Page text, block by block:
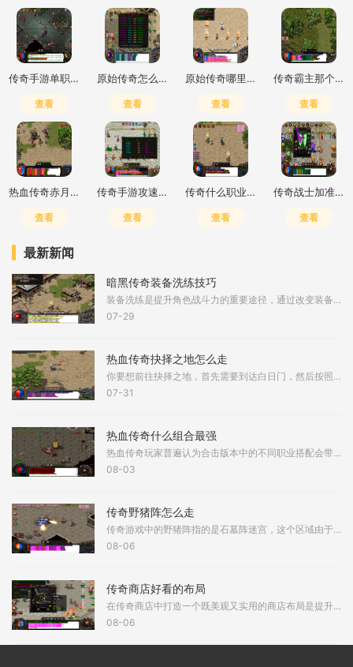
传奇手游单职业打金推荐
查看
原始传奇怎么打高爆最简单
查看
原始传奇哪里打钱快一点
查看
传奇霸主那个职业好玩
查看
热血传奇赤月峡谷二层去三层怎么走
查看
传奇手游攻速加倍什么意思
查看
传奇什么职业输出高一点的
查看
传奇战士加准确还是躲避
查看
最新新闻
暗黑传奇装备洗练技巧
装备洗练是提升角色战斗力的重要途径，通过改变装备的词条属性，可以显著增强角色的输出或生存能力。洗练通常需要在铁匠铺进行，消耗特定材料如暗能精华或洗练石，每次洗练会
07-29
热血传奇抉择之地怎么走
你要想前往抉择之地，首先需要到达白日门，然后按照特定路线前进。到了白日门打开地图，找到赤月峡谷东入口，这是进入赤月峡谷区域的第一步。进入赤月峡谷东入口后，你会到达
07-31
热血传奇什么组合最强
热血传奇玩家普遍认为合击版本中的不同职业搭配会带来截然不同的游戏体验。在诸多组合中，道士与道士的道道组合以其爆发性合击技能而备受关注。该组合具备在短时间内输出巨额
08-03
传奇野猪阵怎么走
传奇游戏中的野猪阵指的是石墓阵迷宫，这个区域由于聚集了大量红野猪、黑野猪和白野猪而得名，想要成功穿越这个迷宫需要掌握正确的行走路径。野猪阵的入口通常位于石墓五层，
08-06
传奇商店好看的布局
在传奇商店中打造一个既美观又实用的商店布局是提升游戏体验的重要环节，一个精心设计的布局不仅能吸引更多顾客光临，还能优化商品展示和店员的工作效率，店铺的初始状态通常
08-06